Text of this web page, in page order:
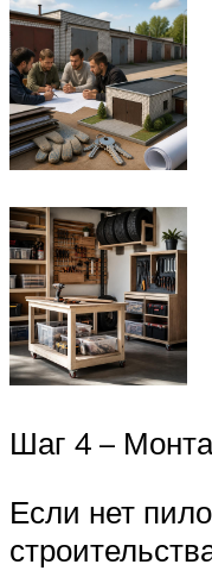
Шаг 4 –
Если нет